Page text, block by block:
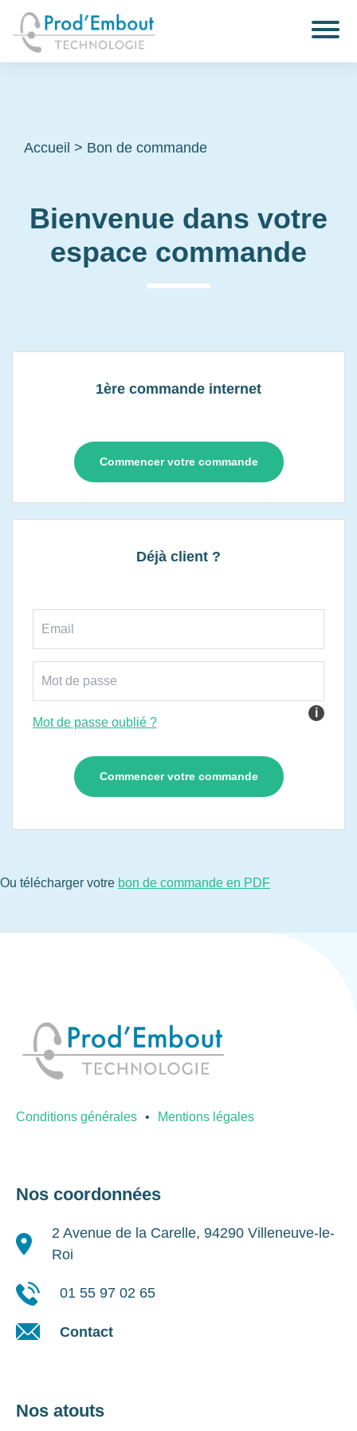
Accueil > Bon de commande
Bienvenue dans votre
espace commande
1ère commande internet
Commencer votre commande
Déjà client ?
i
Mot de passe oublié ?
Ou télécharger votre bon de commande en PDF
Conditions générales Mentions légales
Nos coordonnées
2 Avenue de la Carelle, 94290 Villeneuve-le-
Roi
01 55 97 02 65
Contact
Nos atouts